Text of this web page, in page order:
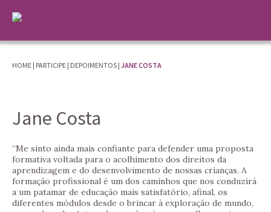
HOME | PARTICIPE | DEPOIMENTOS | JANE COSTA
Jane Costa
“Me sinto ainda mais confiante para defender uma proposta
formativa voltada para o acolhimento dos direitos da
aprendizagem e do desenvolvimento de nossas crianças. A
formação profissional é um dos caminhos que nos conduzirá
a um patamar de educação mais satisfatório, afinal, os
diferentes módulos desde o brincar à exploração de mundo,